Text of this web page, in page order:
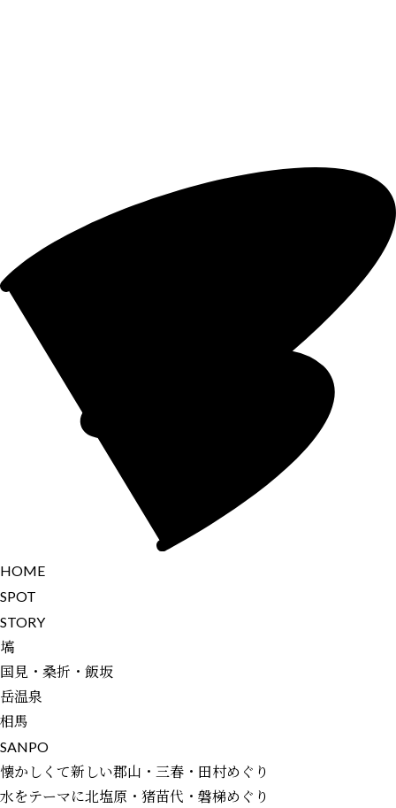
HOME
SPOT
STORY
塙
国見・桑折・飯坂
岳温泉
相馬
SANPO
懐かしくて新しい郡山・三春・田村めぐり
水をテーマに北塩原・猪苗代・磐梯めぐり